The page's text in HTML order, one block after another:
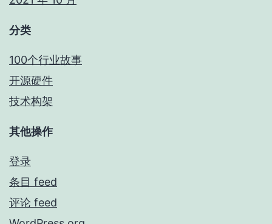
分类
100个行业故事
开源硬件
技术构架
其他操作
登录
条目 feed
评论 feed